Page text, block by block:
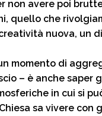
non avere poi
quello che
nuova, un
momento di
– è anche saper
in cui si
sa vivere con